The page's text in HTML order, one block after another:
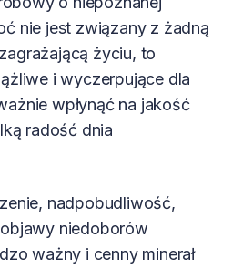
nie jest związany z żadną
życiu, to
i wyczerpujące dla
wpłynąć na jakość
radość dnia
nadpobudliwość,
niedoborów
ważny i cenny minerał